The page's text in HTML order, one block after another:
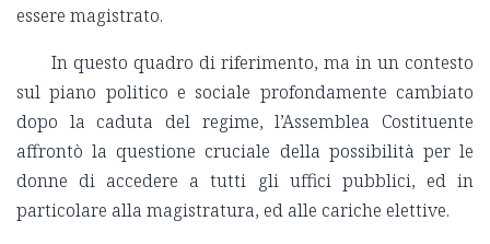
essere magistrato.
In questo quadro di riferimento, ma in un contesto
sul piano politico e sociale profondamente cambiato
dopo la caduta del regime, l’Assemblea Costituente
affrontò la questione cruciale della possibilità per le
donne di accedere a tutti gli uffici pubblici, ed in
particolare alla magistratura, ed alle cariche elettive.